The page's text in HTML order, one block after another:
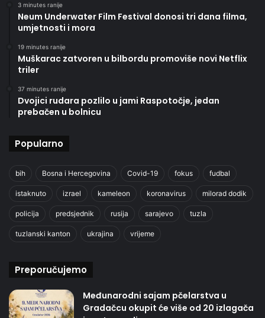
3 minutes ranije
Neum Underwater Film Festival donosi tri dana filma,
umjetnosti i mora
19 minutes ranije
Muškarac zatvoren u bilbordu promoviše novi Netflix
triler
37 minutes ranije
Dvojici rudara pozlilo u jami Raspotočje, jedan
prebačen u bolnicu
Popularno
bih Bosna i Hercegovina Covid-19 fokus fudbal
istaknuto izrael kameleon koronavirus milorad dodik
policija predsjednik rusija sarajevo tuzla
tuzlanski kanton ukrajina vrijeme
Preporučujemo
Međunarodni sajam pčelarstva u
Gradačcu okupit će više od 20 izlagača